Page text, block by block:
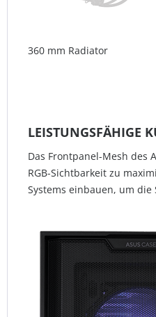
360 mm Radiator
LEISTUNGSFÄHIGE
Das Frontpanel-Mesh des
RGB-Sichtbarkeit zu
Systems einbauen, um